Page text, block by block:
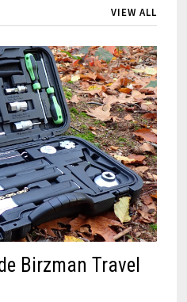
VIEW ALL
Birzman Travel